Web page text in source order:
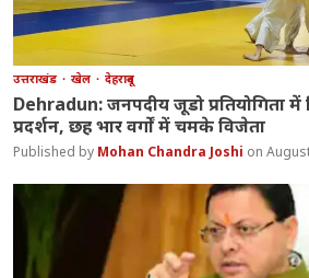
उत्तराखंड खेल देहरादून
Dehradun: जनपदीय जूडो प्रतियोगिता में
प्रदर्शन, छह भार वर्गों में चमके विजेता
Mohan Chandra Joshi